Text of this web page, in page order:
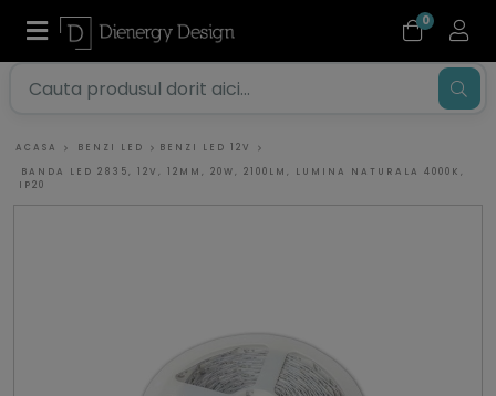
0
ACASA BENZI LED
BENZI LED 12V
BANDA LED 2835, 12V, 12MM, 20W, 2100LM, LUMINA NATURALA 4000K,
IP20